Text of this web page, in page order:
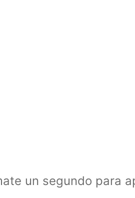
un segundo para